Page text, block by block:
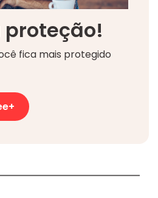
fica mais protegido